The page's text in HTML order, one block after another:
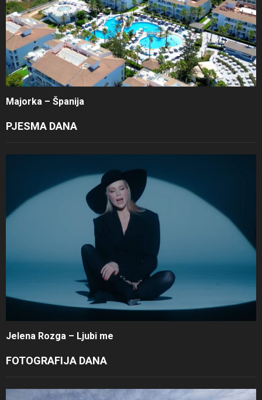
Majorka – Španija
PJESMA DANA
Jelena Rozga – Ljubi me
FOTOGRAFIJA DANA